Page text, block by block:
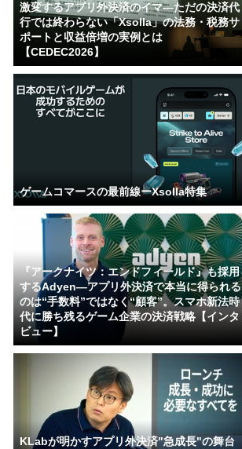
激変するアプリ外決済のイマ―ただの決済代
行では終わらない「Xsolla」の法務・税務サ
ポートと収益倍増の実例とは
【CEDEC2026】
ゲームコマースの最前線ーXsolla特集
『アークナイツ：エンドフィールド』も採用
するAdyen―アプリ外決済で本当に得られる
のは“手数料”ではなく“顧客”。スマホ新法時
代に勝ち残るゲーム企業の決済戦略【インタ
ビュー】
KLabが明かすアプリ外決済"急成長"の舞台